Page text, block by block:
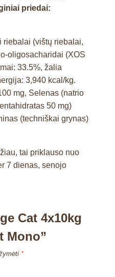
priedai:
riebalai (vištų riebalai,
oligosacharidai (XOS
33.5%, žalia
3,940 kcal/kg.
mg, Selenas (natrio
50 mg)
(techniškai grynas)
tai priklauso nuo
7 dienas, senojo
Cat 4x10kg
Mono”
*